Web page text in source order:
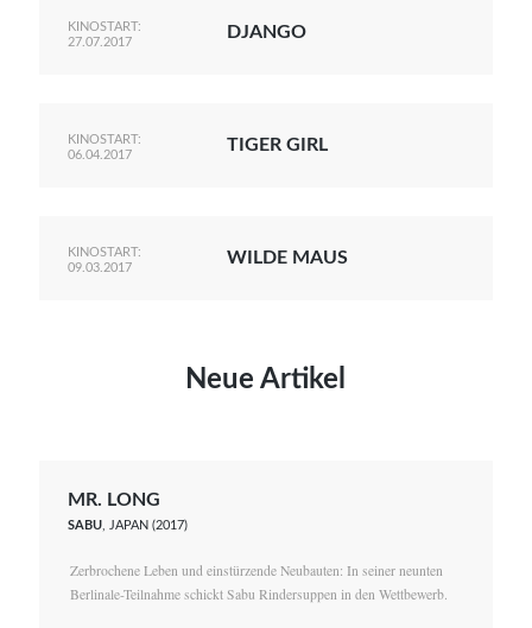
KINOSTART:
27.07.2017
DJANGO
KINOSTART:
06.04.2017
TIGER GIRL
KINOSTART:
09.03.2017
WILDE MAUS
Neue Artikel
MR. LONG
SABU , JAPAN (2017)
Zerbrochene Leben und einstürzende Neubauten: In seiner neunten
Berlinale-Teilnahme schickt Sabu Rindersuppen in den Wettbewerb.